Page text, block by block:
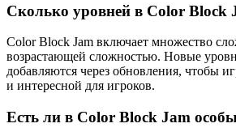
Сколько уровней в Color Block
Color Block Jam включает множество
возрастающей сложностью. Новые
добавляются через обновления, чтобы
и интересной для игроков.
Есть ли в Color Block Jam